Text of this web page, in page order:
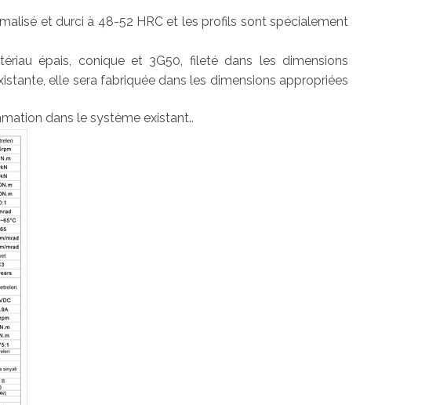
et durci à 48-52 HRC et les profils sont spécialement
épais, conique et 3G50, fileté dans les dimensions
elle sera fabriquée dans les dimensions appropriées
dans le système existant..